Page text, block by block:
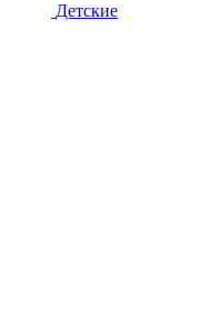
Детские